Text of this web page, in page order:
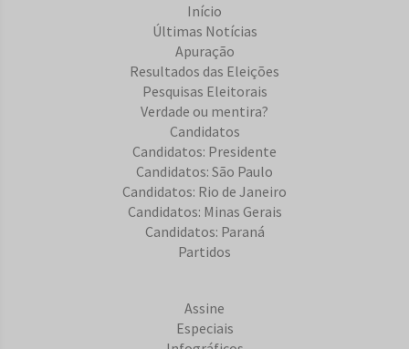
Início
Últimas Notícias
Apuração
Resultados das Eleições
Pesquisas Eleitorais
Verdade ou mentira?
Candidatos
Candidatos: Presidente
Candidatos: São Paulo
Candidatos: Rio de Janeiro
Candidatos: Minas Gerais
Candidatos: Paraná
Partidos
Assine
Especiais